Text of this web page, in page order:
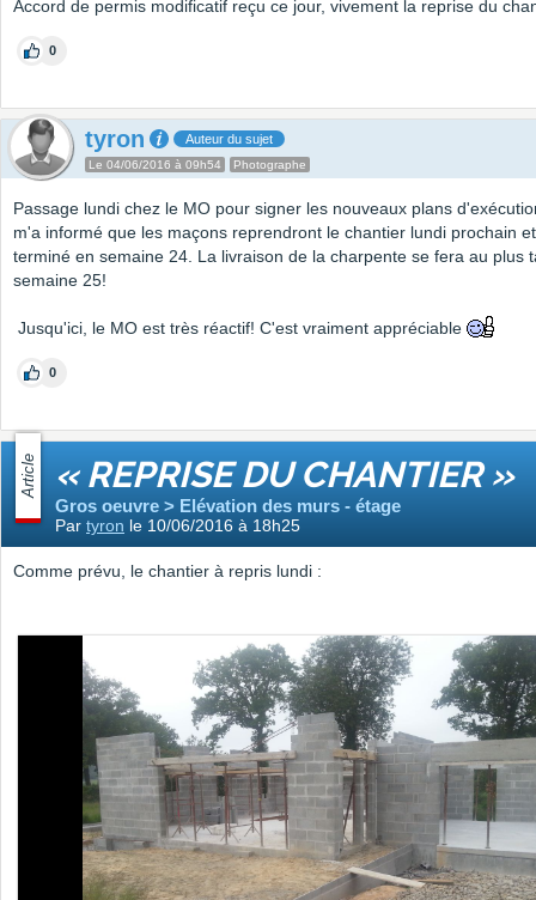
Accord de permis modificatif reçu ce jour, vivement la reprise du
0
tyron Auteur du sujet
Le 04/06/2016 à 09h54 Photographe
Passage lundi chez le MO pour signer les nouveaux plans
m'a informé que les maçons reprendront le chantier lundi prochain
terminé en semaine 24. La livraison de la charpente se fera au plus
semaine 25!
Jusqu'ici, le MO est très réactif! C'est vraiment appréciable
0
Article « REPRISE DU CHANTIER »
Gros oeuvre > Elévation des murs - étage
Par tyron le 10/06/2016 à 18h25
Comme prévu, le chantier à repris lundi :